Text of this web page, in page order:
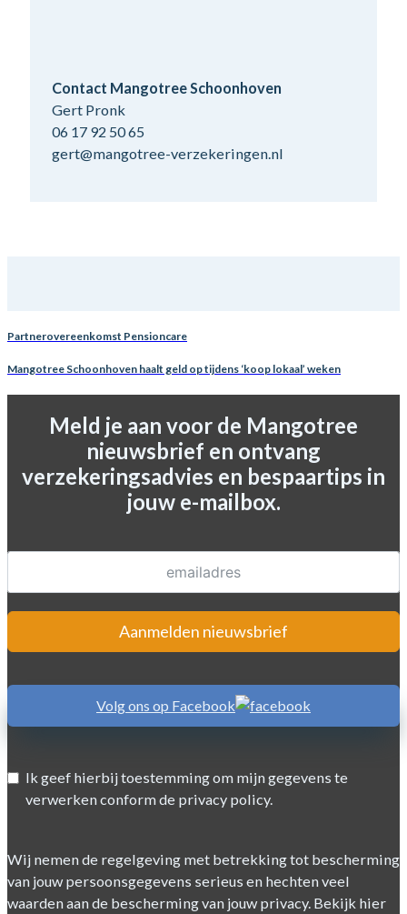
Contact Mangotree Schoonhoven
Gert Pronk
06 17 92 50 65
gert@mangotree-verzekeringen.nl
Partnerovereenkomst Pensioncare
Mangotree Schoonhoven haalt geld op tijdens ‘koop lokaal’ weken
Meld je aan voor de Mangotree
nieuwsbrief en ontvang
verzekeringsadvies en bespaartips in
jouw e-mailbox.
Aanmelden nieuwsbrief
Volg ons op Facebook
Ik geef hierbij toestemming om mijn gegevens te
verwerken conform de privacy policy.
Wij nemen de regelgeving met betrekking tot bescherming
van jouw persoonsgegevens serieus en hechten veel
waarden aan de bescherming van jouw privacy. Bekijk hier